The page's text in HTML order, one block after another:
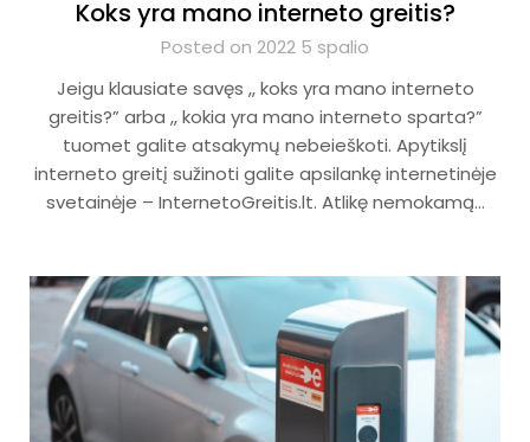
Koks yra mano interneto greitis?
Posted on 2022 5 spalio
Jeigu klausiate savęs ,, koks yra mano interneto
greitis?” arba ,, kokia yra mano interneto sparta?”
tuomet galite atsakymų nebeieškoti. Apytikslį
interneto greitį sužinoti galite apsilankę internetinėje
svetainėje – InternetoGreitis.lt. Atlikę nemokamą…